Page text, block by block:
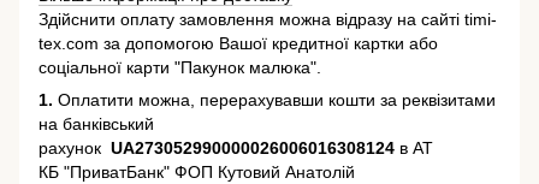
Здійснити оплату замовлення можна відразу на сайті timi-
tex.com за допомогою Вашої кредитної картки або
соціальної карти "Пакунок малюка".
1. Оплатити можна, перерахувавши кошти за реквізитами
на банківський
рахунок UA273052990000026006016308124 в АТ
КБ "ПриватБанк" ФОП Кутовий Анатолій